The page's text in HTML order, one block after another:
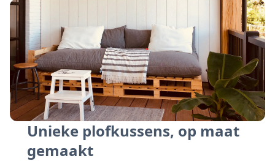
Unieke plofkussens, op maat
gemaakt